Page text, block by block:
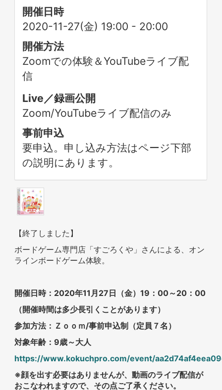
開催日時
2020-11-27(金) 19:00 - 20:00
開催方法
Zoomでの体験＆YouTubeライブ配
信
Live／録画公開
Zoom/YouTubeライブ配信のみ
事前申込
要申込。申し込み方法はページ下部
の説明にあります。
【終了しました】
ボードゲーム専門店「すごろくや」さんによる、オン
ラインボードゲーム体験。
開催日時：2020年11月27日（金）19：00～20：00
（開催時間は多少長引くことがあります）
参加方法：Ｚｏｏｍ/事前申込制（定員７名）
対象年齢：9歳～大人
https://www.kokuchpro.com/event/
※顔を出す必要はありませんが、動画のライブ配信が
おこなわれますので、その点ご了承ください。